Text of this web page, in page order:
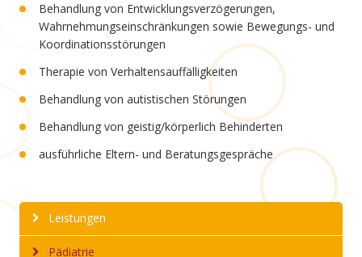
Behandlung von Entwicklungsverzögerungen,
Wahrnehmungseinschränkungen sowie Bewegungs- und
Koordinationsstörungen
Therapie von Verhaltensauffälligkeiten
Behandlung von autistischen Störungen
Behandlung von geistig/körperlich Behinderten
ausführliche Eltern- und Beratungsgespräche
Leistungen
Pädiatrie